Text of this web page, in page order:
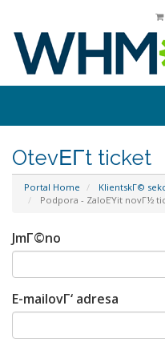
OtevΕΓ­t ticket
Portal Home KlientskΓ©
Podpora - ZaloΕΎit novΓ½
JmΓ©no
E-mailovΓ‘ adresa